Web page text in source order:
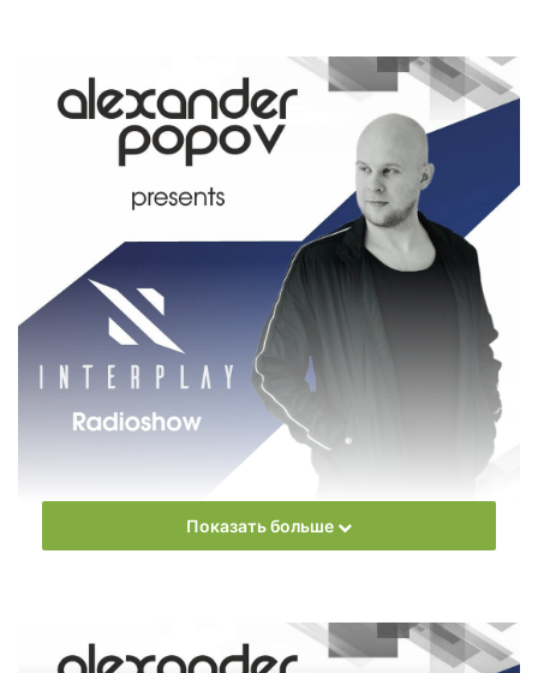
Показать больше